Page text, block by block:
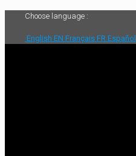
Choose language :
English EN Français FR Español